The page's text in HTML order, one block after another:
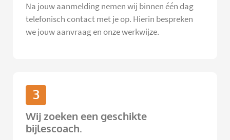
Na jouw aanmelding nemen wij binnen één dag
telefonisch contact met je op. Hierin bespreken
we jouw aanvraag en onze werkwijze.
3
Wij zoeken een geschikte
bijlescoach.